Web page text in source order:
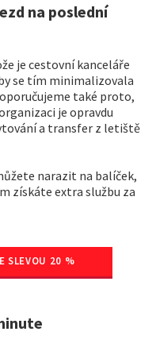
na poslední
je cestovní kanceláře
se tím minimalizovala
také proto,
je opravdu
a transfer z letiště
narazit na balíček,
získáte extra službu za
SLEVOU 20 %